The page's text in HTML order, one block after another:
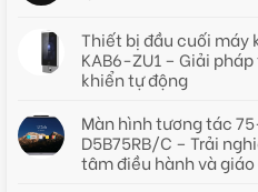
Thiết bị đầu cuối máy
KAB6-ZU1 – Giải
khiển tự động
Màn hình tương tác
D5B75RB/C – Trải
tâm điều hành và